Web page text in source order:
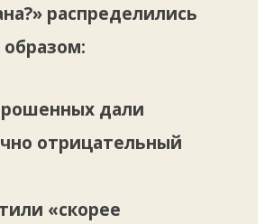
распределились
дали
отрицательный
«скорее